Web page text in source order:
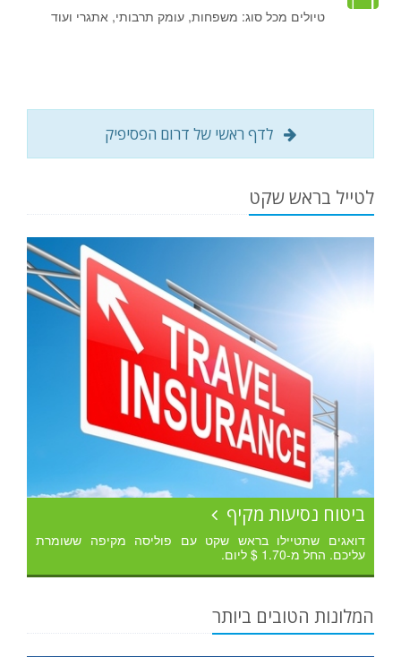
טיולים מכל סוג: משפחות, עומק תרבותי, אתגרי ועוד
לדף ראשי של דרום הפסיפיק
לטייל בראש שקט
ביטוח נסיעות מקיף
דואגים שתטיילו בראש שקט עם פוליסה מקיפה ששומרת
עליכם. החל מ-1.70 $ ליום.
המלונות הטובים ביותר